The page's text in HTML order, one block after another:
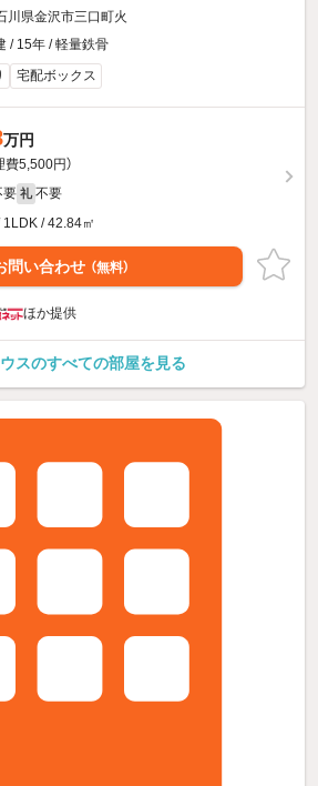
川県金沢市三口町火
/ 15年 / 軽量鉄骨
宅配ボックス
万円
費5,500円）
要 礼 不要
1LDK / 42.84㎡
問い合わせ （無料）
ほか提供
スのすべての部屋を見る